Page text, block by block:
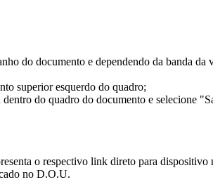
do documento e dependendo da banda da
superior esquerdo do quadro;
do quadro do documento e selecione
o respectivo link direto para
no D.O.U.